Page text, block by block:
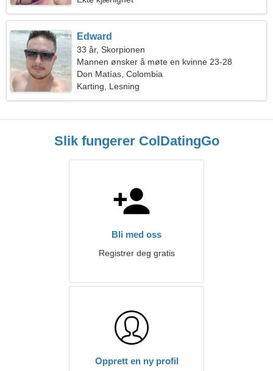
Edward
33 år, Skorpionen
Mannen ønsker å møte en kvinne 23-28
Don Matías, Colombia
Karting, Lesning
Slik fungerer ColDatingGo
Bli med oss
Registrer deg gratis
Opprett en ny profil